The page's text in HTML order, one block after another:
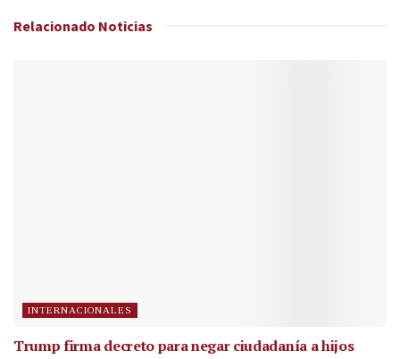
Relacionado Noticias
INTERNACIONALES
Trump firma decreto para negar ciudadanía a hijos